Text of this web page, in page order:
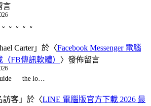
言
。。。。
Carter」於〈Facebook Messenger 電腦
（FB傳訊軟體） 〉發佈留言
— the lo…
訪客 」於〈LINE 電腦版官方下載 2026 最